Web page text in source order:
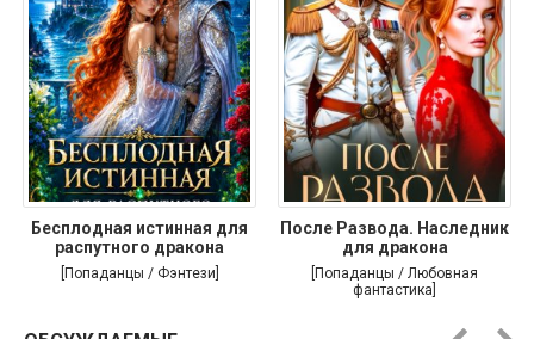
Бесплодная истинная для
распутного дракона
[Попаданцы / Фэнтези]
После Развода. Наследник
для дракона
[Попаданцы / Любовная
фантастика]